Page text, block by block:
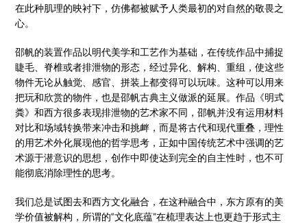
在此种肌理的映衬下，仿佛都被赋予人类最初的对自然的敬畏之
心。
邵帆的装置作品以明代美学和工艺作为基础，在传统作品中捕捉
睫毛、脊椎或者排泄物的形态，经过异化、解构、重组，使这些
物件无论从触觉、感官、拼装上都变得可以玩味。这种可以用来
把玩和欣赏的物件，也是邵帆古典主义做派的延展。作品《明式
粪》和西方很多表现排泄物的艺术家不同，邵帆并没有运用材料
对比和场域转换带来冲击和挑衅，而是将古代和现代重叠，理性
的用艺术外化展现他的哲学思考，正如中国传统艺术中强调的艺
术源于潜意识的思想，创作中即使达到完全的自主性时，也不可
能彻底消除理性的思考。
我们总是试图去和西方文化融合，在这种融合中，东方原有的美
学价值被解构，所谓的“文化底蕴”在梳理表达上也更趋于形式主